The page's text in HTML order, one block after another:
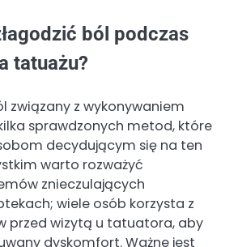
ból podczas
tatuażu?
związany z wykonywaniem
sprawdzonych metod, które
decydującym się na ten
warto rozważyć
znieczulających
wiele osób korzysta z
przed wizytą u tatuatora, aby
dyskomfort. Ważne jest